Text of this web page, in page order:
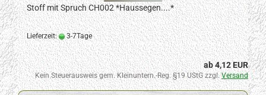
Stoff mit Spruch CH002 *Haussegen....*
Lieferzeit: 3-7Tage
ab 4,12 EUR
Kein Steuerausweis gem. Kleinuntern.-Reg. §19 UStG zzgl.Versand